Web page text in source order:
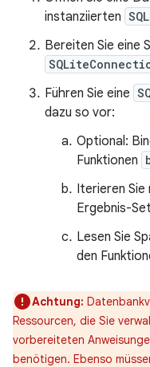
instanziierten
Bereiten Sie eine
Führen Sie eine
dazu so vor:
Optional:
Funktionen
Iterieren Sie
Ergebnis-
Lesen Sie
den
Achtung:
Ressourcen, die Sie
vorbereiteten
benötigen. Ebenso